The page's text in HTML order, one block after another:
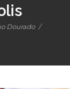
Dourado /